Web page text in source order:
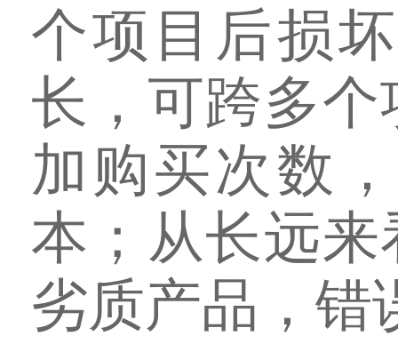
个项目后损
长，可跨多
加购买次数
本；从长远
劣质产品，错